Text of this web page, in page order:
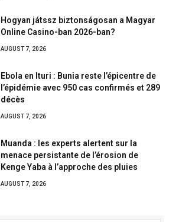
Hogyan játssz biztonságosan a Magyar
Online Casino-ban 2026-ban?
AUGUST 7, 2026
Ebola en Ituri : Bunia reste l’épicentre de
l’épidémie avec 950 cas confirmés et 289
décès
AUGUST 7, 2026
Muanda : les experts alertent sur la
menace persistante de l’érosion de
Kenge Yaba à l’approche des pluies
AUGUST 7, 2026